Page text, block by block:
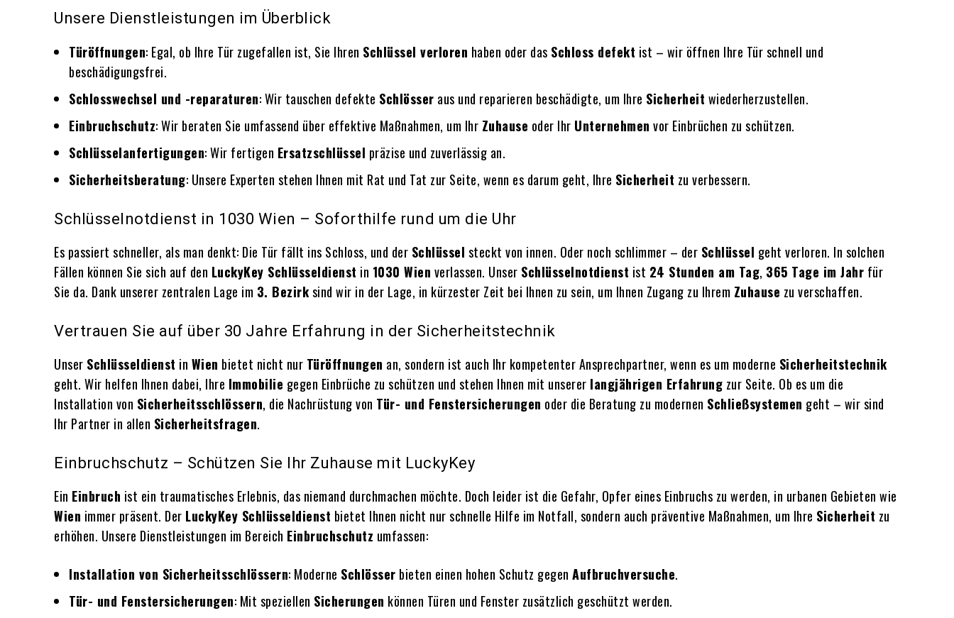
Unsere Dienstleistungen im Überblick
Türöffnungen: Egal, ob Ihre Tür zugefallen ist, Sie Ihren Schlüssel verloren haben oder das Schloss defekt ist – wir öffnen Ihre Tür schnell und
beschädigungsfrei.
Schlosswechsel und -reparaturen: Wir tauschen defekte Schlösser aus und reparieren beschädigte, um Ihre Sicherheit wiederherzustellen.
Einbruchschutz: Wir beraten Sie umfassend über effektive Maßnahmen, um Ihr Zuhause oder Ihr Unternehmen vor Einbrüchen zu schützen.
Schlüsselanfertigungen: Wir fertigen Ersatzschlüssel präzise und zuverlässig an.
Sicherheitsberatung: Unsere Experten stehen Ihnen mit Rat und Tat zur Seite, wenn es darum geht, Ihre Sicherheit zu verbessern.
Schlüsselnotdienst in 1030 Wien – Soforthilfe rund um die Uhr
Es passiert schneller, als man denkt: Die Tür fällt ins Schloss, und der Schlüssel steckt von innen. Oder noch schlimmer – der Schlüssel geht verloren. In solchen
Fällen können Sie sich auf den LuckyKey Schlüsseldienst in 1030 Wien verlassen. Unser Schlüsselnotdienst ist 24 Stunden am Tag, 365 Tage im Jahr für
Sie da. Dank unserer zentralen Lage im 3. Bezirksind wir in der Lage, in kürzester Zeit bei Ihnen zu sein, um Ihnen Zugang zu Ihrem Zuhause zu verschaffen.
Vertrauen Sie auf über 30 Jahre Erfahrung in der Sicherheitstechnik
Unser Schlüsseldienst in Wien bietet nicht nur Türöffnungen an, sondern ist auch Ihr kompetenter Ansprechpartner, wenn es um moderne Sicherheitstechnik
geht. Wir helfen Ihnen dabei, Ihre Immobilie gegen Einbrüche zu schützen und stehen Ihnen mit unserer langjährigen Erfahrung zur Seite. Ob es um die
Installation von Sicherheitsschlössern, die Nachrüstung von Tür- und Fenstersicherungen oder die Beratung zu modernen Schließsystemen geht – wir sind
Ihr Partner in allen Sicherheitsfragen.
Einbruchschutz – Schützen Sie Ihr Zuhause mit LuckyKey
Ein Einbruch ist ein traumatisches Erlebnis, das niemand durchmachen möchte. Doch leider ist die Gefahr, Opfer eines Einbruchs zu werden, in urbanen Gebieten wie
Wien immer präsent. Der LuckyKey Schlüsseldienst bietet Ihnen nicht nur schnelle Hilfe im Notfall, sondern auch präventive Maßnahmen, um Ihre Sicherheit zu
erhöhen. Unsere Dienstleistungen im Bereich Einbruchschutz umfassen:
Installation von Sicherheitsschlössern: Moderne Schlösser bieten einen hohen Schutz gegen Aufbruchversuche.
Tür- und Fenstersicherungen: Mit speziellen Sicherungen können Türen und Fenster zusätzlich geschützt werden.